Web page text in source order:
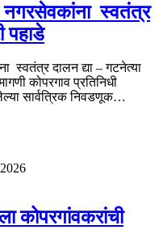
व नगरसेवकांना स्वतंत्र
पहाडे
स्वतंत्र दालन द्या – गटनेत्या
कोपरगाव प्रतिनिधी
सार्वत्रिक निवडणूक…
कोपरगांवकरांची